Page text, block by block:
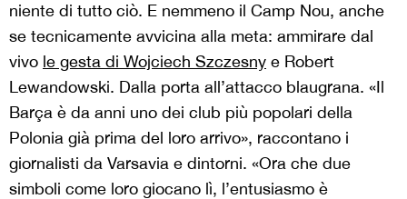
niente di tutto ciò. E nemmeno il Camp Nou, anche
se tecnicamente avvicina alla meta: ammirare dal
vivo le gesta di Wojciech Szczesny e Robert
Lewandowski. Dalla porta all’attacco blaugrana. «Il
Barça è da anni uno dei club più popolari della
Polonia già prima del loro arrivo», raccontano i
giornalisti da Varsavia e dintorni. «Ora che due
simboli come loro giocano lì, l’entusiasmo è